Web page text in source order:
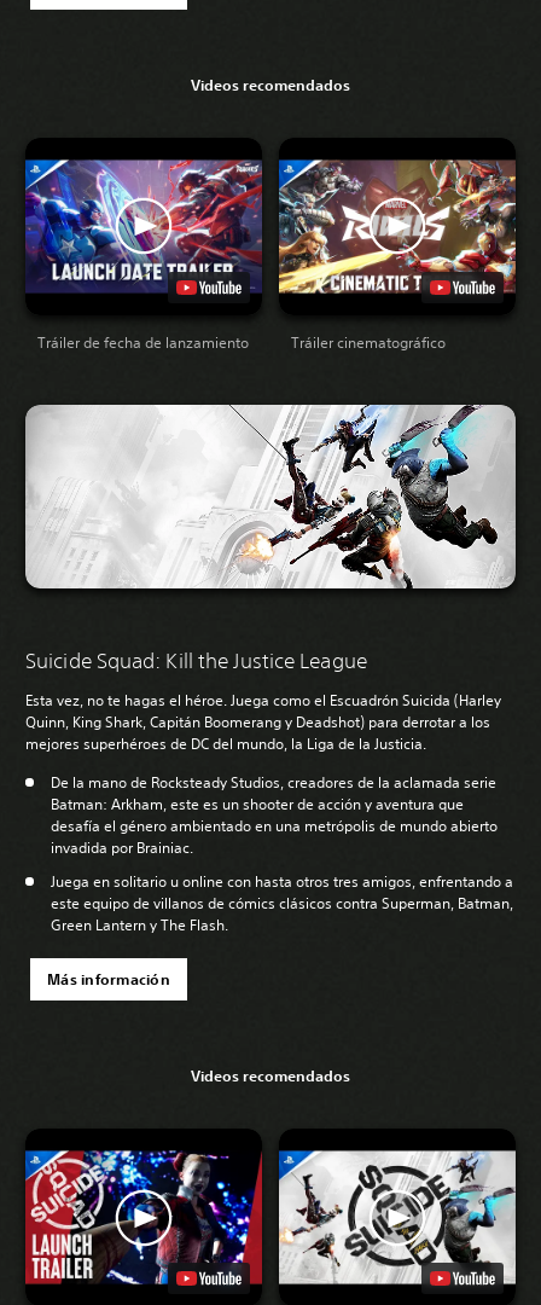
Videos recomendados
Tráiler de fecha de lanzamiento Tráiler cinematográfico
Suicide Squad: Kill the Justice League
Esta vez, no te hagas el héroe. Juega como el Escuadrón Suicida (Harley
Quinn, King Shark, Capitán Boomerang y Deadshot) para derrotar a los
mejores superhéroes de DC del mundo, la Liga de la Justicia.
De la mano de Rocksteady Studios, creadores de la aclamada serie
Batman: Arkham, este es un shooter de acción y aventura que
desafía el género ambientado en una metrópolis de mundo abierto
invadida por Brainiac.
Juega en solitario u online con hasta otros tres amigos, enfrentando a
este equipo de villanos de cómics clásicos contra Superman, Batman,
Green Lantern y The Flash.
Más información
Videos recomendados